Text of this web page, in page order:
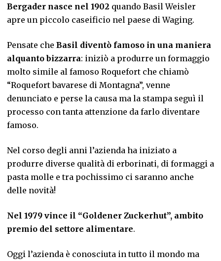
Bergader nasce nel 1902 quando Basil Weisler
apre un piccolo caseificio nel paese di Waging.
Pensate che Basil diventò famoso in una maniera
alquanto bizzarra: iniziò a produrre un formaggio
molto simile al famoso Roquefort che chiamò
“Roquefort bavarese di Montagna”, venne
denunciato e perse la causa ma la stampa seguì il
processo con tanta attenzione da farlo diventare
famoso.
Nel corso degli anni l’azienda ha iniziato a
produrre diverse qualità di erborinati, di formaggi a
pasta molle e tra pochissimo ci saranno anche
delle novità!
Nel 1979 vince il “Goldener Zuckerhut”, ambito
premio del settore alimentare.
Oggi l’azienda è conosciuta in tutto il mondo ma